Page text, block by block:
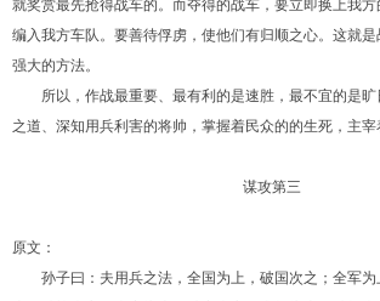
就奖赏最先抢得战车的。而夺得的战车，要立即换上我
编入我方车队。要善待俘虏，使他们有归顺之心。这就
强大的方法。
所以，作战最重要、最有利的是速胜，最不宜的是
之道、深知用兵利害的将帅，掌握着民众的的生死，主宰
谋攻第三
原文：
孙子曰：夫用兵之法，全国为上，破国次之；全军